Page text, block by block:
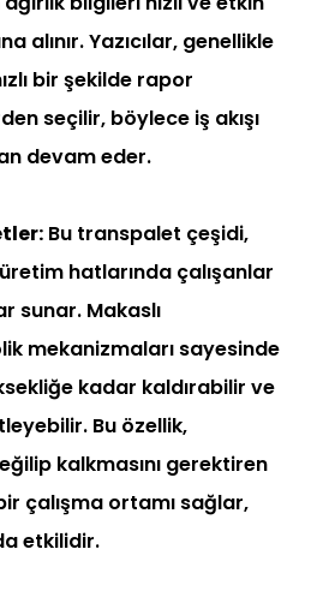
alınır. Yazıcılar, genellikle
bir şekilde rapor
seçilir, böylece iş akışı
devam eder.
Bu transpalet çeşidi,
hatlarında çalışanlar
sunar. Makaslı
mekanizmaları sayesinde
kadar kaldırabilir ve
Bu özellik,
kalkmasını gerektiren
çalışma ortamı sağlar,
etkilidir.